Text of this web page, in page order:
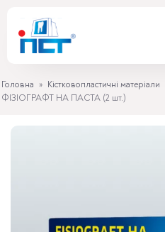
Головна » Кістковопластичні матеріали
ФІЗІОГРАФТ НА ПАСТА (2 шт.)